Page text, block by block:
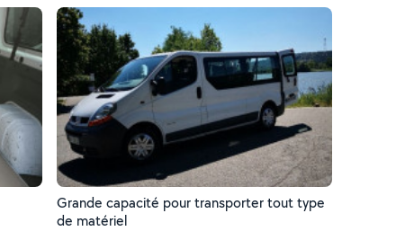
Grande capacité pour transporter tout type
de matériel